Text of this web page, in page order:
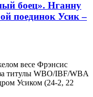
боец». Нганну
поединок Усик –
весе Фрэнсис
титулы WBO/IBF/WBA
Усиком (24-2, 22